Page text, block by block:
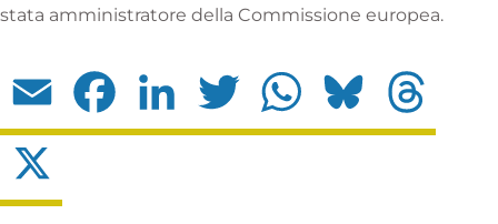
stata amministratore della Commissione europea.
Email Facebook LinkedIn Twitter WhatsApp Bluesky